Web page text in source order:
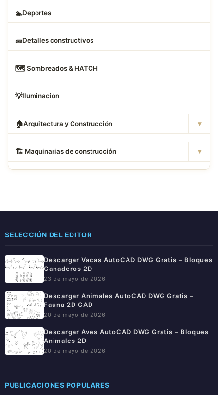
🏊Deportes
🧱Detalles constructivos
🗺️ Sombreados & HATCH
💡Iluminación
🏠Arquitectura y Construcción ▾
🏗 ️ Maquinarias de construcción ▾
SELECCIÓN DEL EDITOR
Descargar Vacas AutoCAD DWG Gratis – Bloques
Ganaderos 2D
23 de mayo de 2026
Descargar Animales AutoCAD DWG Gratis –
Fauna 2D CAD
20 de mayo de 2026
Descargar Aves AutoCAD DWG Gratis – Bloques
Animales 2D
20 de mayo de 2026
PUBLICACIONES POPULARES